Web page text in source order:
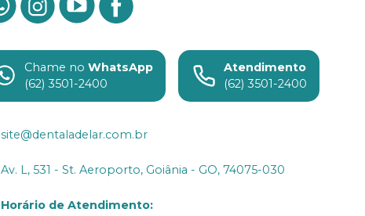
Chame no WhatsApp
(62) 3501-2400
Atendimento
(62) 3501-2400
site@dentaladelar.com.br
Av. L, 531 - St. Aeroporto, Goiânia - GO, 74075-030
Horário de Atendimento: